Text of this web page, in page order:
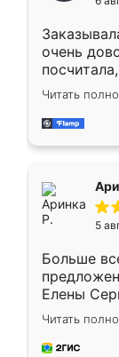
мебели
очень
Замерщик
делу со
за день,
Читать
5
Больше
Елены
короткие
для
Читать